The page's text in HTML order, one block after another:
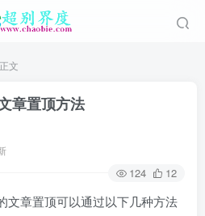
正文
章置顶方法
124 12
文章置顶可以通过以下几种方法